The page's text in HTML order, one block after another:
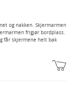
og nakken. Skjermarmen
frigjør bordplass.
får skjermene helt bak